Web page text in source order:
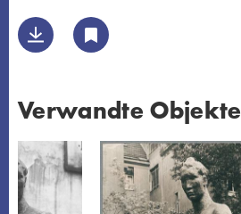
Verwandte Objekte